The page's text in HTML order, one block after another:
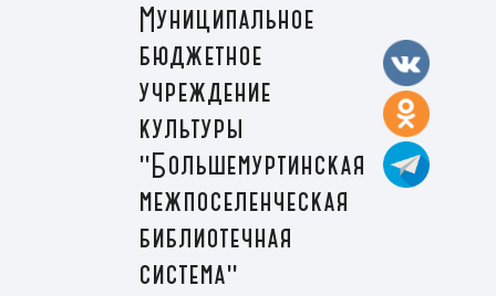
Муниципальное
бюджетное
учреждение
культуры
"Большемуртинская
межпоселенческая
библиотечная
система"